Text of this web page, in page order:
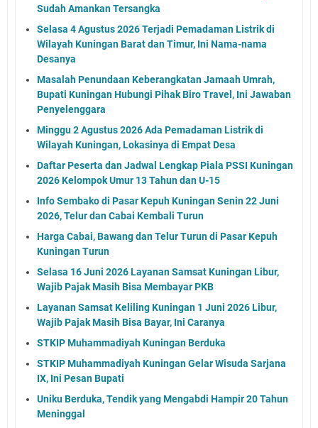
Sudah Amankan Tersangka
Selasa 4 Agustus 2026 Terjadi Pemadaman Listrik di
Wilayah Kuningan Barat dan Timur, Ini Nama-nama
Desanya
Masalah Penundaan Keberangkatan Jamaah Umrah,
Bupati Kuningan Hubungi Pihak Biro Travel, Ini Jawaban
Penyelenggara
Minggu 2 Agustus 2026 Ada Pemadaman Listrik di
Wilayah Kuningan, Lokasinya di Empat Desa
Daftar Peserta dan Jadwal Lengkap Piala PSSI Kuningan
2026 Kelompok Umur 13 Tahun dan U-15
Info Sembako di Pasar Kepuh Kuningan Senin 22 Juni
2026, Telur dan Cabai Kembali Turun
Harga Cabai, Bawang dan Telur Turun di Pasar Kepuh
Kuningan Turun
Selasa 16 Juni 2026 Layanan Samsat Kuningan Libur,
Wajib Pajak Masih Bisa Membayar PKB
Layanan Samsat Keliling Kuningan 1 Juni 2026 Libur,
Wajib Pajak Masih Bisa Bayar, Ini Caranya
STKIP Muhammadiyah Kuningan Berduka
STKIP Muhammadiyah Kuningan Gelar Wisuda Sarjana
IX, Ini Pesan Bupati
Uniku Berduka, Tendik yang Mengabdi Hampir 20 Tahun
Meninggal